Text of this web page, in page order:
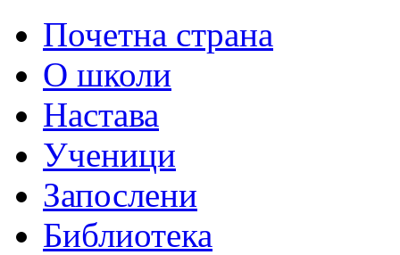
Почетна страна
О школи
Настава
Ученици
Запослени
Библиотека